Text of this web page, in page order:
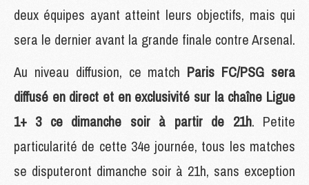
deux équipes ayant atteint leurs objectifs, mais qui
sera le dernier avant la grande finale contre Arsenal.
Au niveau diffusion, ce match Paris FC/PSG sera
diffusé en direct et en exclusivité sur la chaîne Ligue
1+ 3 ce dimanche soir à partir de 21h. Petite
particularité de cette 34e journée, tous les matches
se disputeront dimanche soir à 21h, sans exception